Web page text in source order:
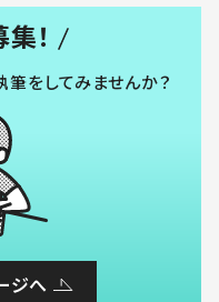
！
筆をしてみませんか？
ジへ